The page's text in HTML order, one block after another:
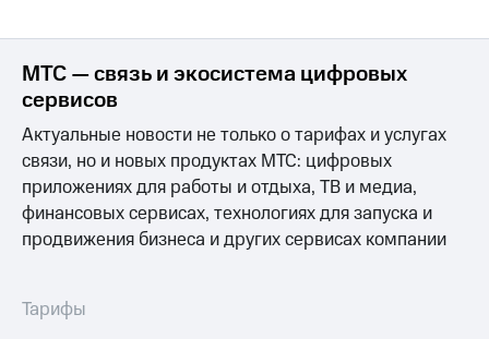
Регистратор
Контакты
развитие
деловая этика
На главную
МТС — связь и экосистема цифровых
сервисов
Актуальные новости не только о тарифах и услугах
связи, но и новых продуктах МТС: цифровых
приложениях для работы и отдыха, ТВ и медиа,
финансовых сервисах, технологиях для запуска и
продвижения бизнеса и других сервисах компании
Тарифы